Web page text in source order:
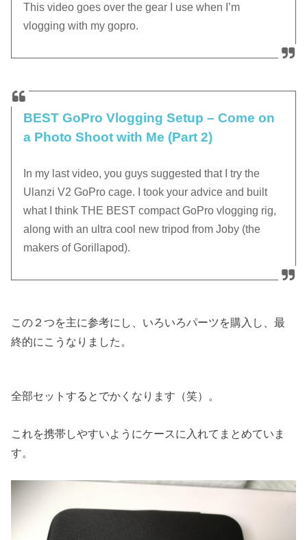
This video goes over the gear I use when I’m
vlogging with my gopro.
BEST GoPro Vlogging Setup – Come on
a Photo Shoot with Me (Part 2)
In my last video, you guys suggested that I try the
Ulanzi V2 GoPro cage. I took your advice and built
what I think THE BEST compact GoPro vlogging rig,
along with an ultra cool new tripod from Joby (the
makers of Gorillapod).
この２つを主に参考にし、いろいろパーツを購入し、最
終的にこうなりました。
全部セットするとでかくなります（笑）。
これを携帯しやすいようにケースに入れてまとめていま
す。